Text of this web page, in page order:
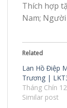
Thích hợp
Nam;
Related
Lan Hồ Điệp
Trương |
Tháng Chín
Similar post